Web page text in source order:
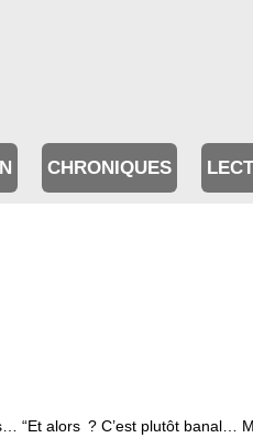
CHRONIQUES
“Et alors ? C’est plutôt banal…